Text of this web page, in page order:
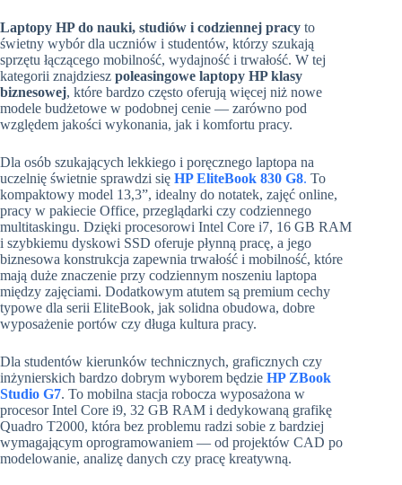
Laptopy HP do nauki, studiów i codziennej pracy to
świetny wybór dla uczniów i studentów, którzy szukają
sprzętu łączącego mobilność, wydajność i trwałość. W tej
kategorii znajdziesz poleasingowe laptopy HP klasy
biznesowej, które bardzo często oferują więcej niż nowe
modele budżetowe w podobnej cenie — zarówno pod
względem jakości wykonania, jak i komfortu pracy.
Dla osób szukających lekkiego i poręcznego laptopa na
uczelnię świetnie sprawdzi się HP EliteBook 830 G8. To
kompaktowy model 13,3”, idealny do notatek, zajęć online,
pracy w pakiecie Office, przeglądarki czy codziennego
multitaskingu. Dzięki procesorowi Intel Core i7, 16 GB RAM
i szybkiemu dyskowi SSD oferuje płynną pracę, a jego
biznesowa konstrukcja zapewnia trwałość i mobilność, które
mają duże znaczenie przy codziennym noszeniu laptopa
między zajęciami. Dodatkowym atutem są premium cechy
typowe dla serii EliteBook, jak solidna obudowa, dobre
wyposażenie portów czy długa kultura pracy.
Dla studentów kierunków technicznych, graficznych czy
inżynierskich bardzo dobrym wyborem będzie HP ZBook
Studio G7. To mobilna stacja robocza wyposażona w
procesor Intel Core i9, 32 GB RAM i dedykowaną grafikę
Quadro T2000, która bez problemu radzi sobie z bardziej
wymagającym oprogramowaniem — od projektów CAD po
modelowanie, analizę danych czy pracę kreatywną.